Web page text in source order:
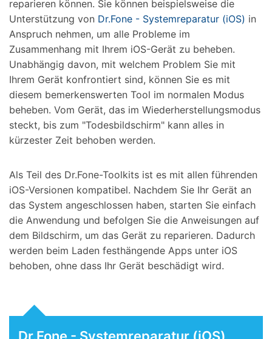
reparieren können. Sie können beispielsweise die
Unterstützung von Dr.Fone - Systemreparatur (iOS) in
Anspruch nehmen, um alle Probleme im
Zusammenhang mit Ihrem iOS-Gerät zu beheben.
Unabhängig davon, mit welchem Problem Sie mit
Ihrem Gerät konfrontiert sind, können Sie es mit
diesem bemerkenswerten Tool im normalen Modus
beheben. Vom Gerät, das im Wiederherstellungsmodus
steckt, bis zum "Todesbildschirm" kann alles in
kürzester Zeit behoben werden.
Als Teil des Dr.Fone-Toolkits ist es mit allen führenden
iOS-Versionen kompatibel. Nachdem Sie Ihr Gerät an
das System angeschlossen haben, starten Sie einfach
die Anwendung und befolgen Sie die Anweisungen auf
dem Bildschirm, um das Gerät zu reparieren. Dadurch
werden beim Laden festhängende Apps unter iOS
behoben, ohne dass Ihr Gerät beschädigt wird.